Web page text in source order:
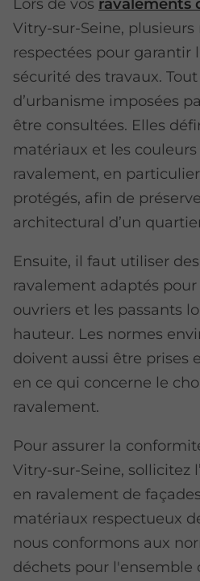
Vitry-sur-Seine,
respectées pour garantir
sécurité des travaux.
d’urbanisme imposées
être consultées. Elles
matériaux et les
ravalement, en
protégés, afin de
architectural d’un
Ensuite, il faut utiliser
ravalement adaptés
ouvriers et les passants
hauteur. Les normes
doivent aussi être prises
en ce qui concerne le
ravalement.
Pour assurer la
Vitry-sur-Seine, sollicitez
en ravalement de
matériaux respectueux
nous conformons aux
déchets pour l'ensemble